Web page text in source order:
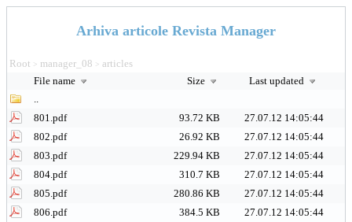
Arhiva articole Revista Manager
Root > manager_08 > articles
File name
Size
Last updated
..
801.pdf
93.72 KB
27.07.12 14:05:44
802.pdf
26.92 KB
27.07.12 14:05:44
803.pdf
229.94 KB
27.07.12 14:05:44
804.pdf
310.7 KB
27.07.12 14:05:44
805.pdf
280.86 KB
27.07.12 14:05:44
806.pdf
384.5 KB
27.07.12 14:05:44